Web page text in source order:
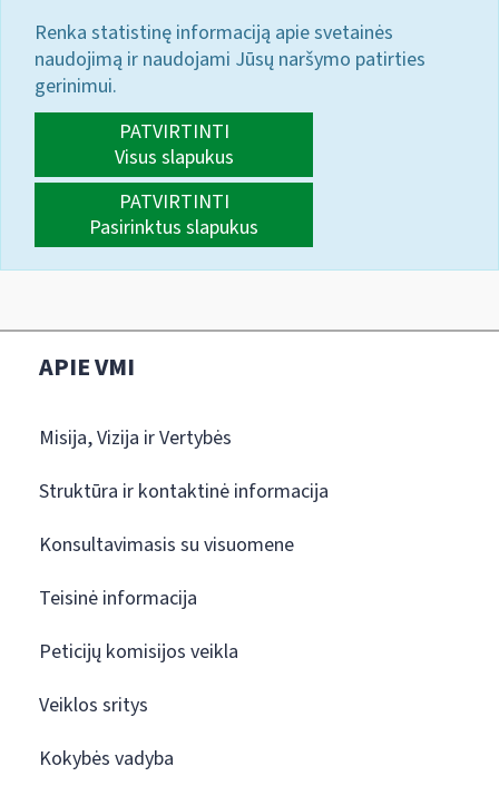
Renka statistinę informaciją apie svetainės
naudojimą ir naudojami Jūsų naršymo patirties
gerinimui.
PATVIRTINTI
Visus slapukus
PATVIRTINTI
Pasirinktus slapukus
APIE VMI
Misija, Vizija ir Vertybės
Struktūra ir kontaktinė informacija
Konsultavimasis su visuomene
Teisinė informacija
Peticijų komisijos veikla
Veiklos sritys
Kokybės vadyba